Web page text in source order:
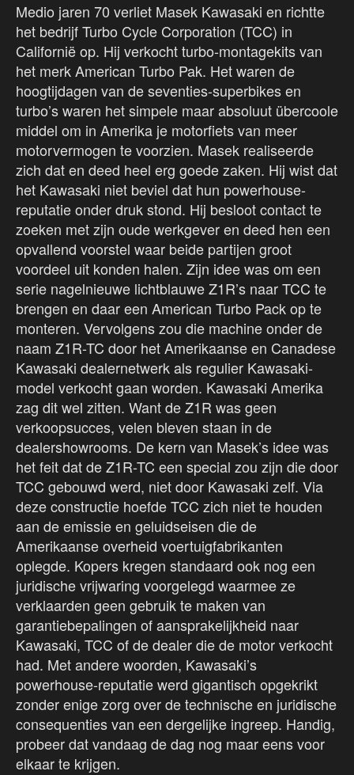
Medio jaren 70 verliet Masek Kawasaki en richtte
het bedrijf Turbo Cycle Corporation (TCC) in
Californië op. Hij verkocht turbo-montagekits van
het merk American Turbo Pak. Het waren de
hoogtijdagen van de seventies-superbikes en
turbo’s waren het simpele maar absoluut übercoole
middel om in Amerika je motorfiets van meer
motorvermogen te voorzien. Masek realiseerde
zich dat en deed heel erg goede zaken. Hij wist dat
het Kawasaki niet beviel dat hun powerhouse-
reputatie onder druk stond. Hij besloot contact te
zoeken met zijn oude werkgever en deed hen een
opvallend voorstel waar beide partijen groot
voordeel uit konden halen. Zijn idee was om een
serie nagelnieuwe lichtblauwe Z1R’s naar TCC te
brengen en daar een American Turbo Pack op te
monteren. Vervolgens zou die machine onder de
naam Z1R-TC door het Amerikaanse en Canadese
Kawasaki dealernetwerk als regulier Kawasaki-
model verkocht gaan worden. Kawasaki Amerika
zag dit wel zitten. Want de Z1R was geen
verkoopsucces, velen bleven staan in de
dealershowrooms. De kern van Masek’s idee was
het feit dat de Z1R-TC een special zou zijn die door
TCC gebouwd werd, niet door Kawasaki zelf. Via
deze constructie hoefde TCC zich niet te houden
aan de emissie en geluidseisen die de
Amerikaanse overheid voertuigfabrikanten
oplegde. Kopers kregen standaard ook nog een
juridische vrijwaring voorgelegd waarmee ze
verklaarden geen gebruik te maken van
garantiebepalingen of aansprakelijkheid naar
Kawasaki, TCC of de dealer die de motor verkocht
had. Met andere woorden, Kawasaki’s
powerhouse-reputatie werd gigantisch opgekrikt
zonder enige zorg over de technische en juridische
consequenties van een dergelijke ingreep. Handig,
probeer dat vandaag de dag nog maar eens voor
elkaar te krijgen.